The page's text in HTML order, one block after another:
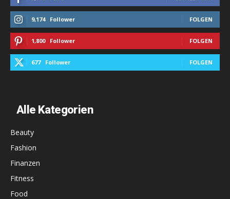
9,174 Follower FOLGEN
1,800 Follower FOLGEN
677 Follower FOLGEN
Alle Kategorien
Beauty
Fashion
Finanzen
Fitness
Food